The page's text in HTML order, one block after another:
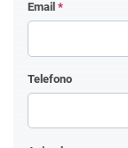
Email *
Telefono